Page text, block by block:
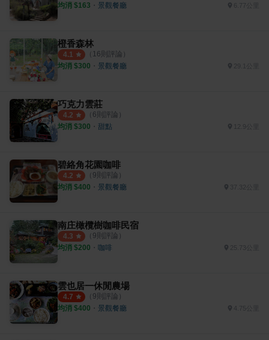
均消 $163 ・ 景觀餐廳 6.77公里
橙香森林
4.1 （ 16則評論）
均消 $300 ・ 景觀餐廳 29.1公里
巧克力雲莊
4.2 （ 6則評論）
均消 $300 ・ 甜點 12.9公里
碧絡角花園咖啡
4.2 （ 9則評論）
均消 $400 ・ 景觀餐廳 37.32公里
南庄橄欖樹咖啡民宿
4.3 （ 9則評論）
均消 $200 ・ 咖啡 25.73公里
雲也居一休閒農場
4.7 （ 9則評論）
均消 $400 ・ 景觀餐廳 4.75公里